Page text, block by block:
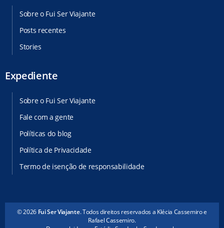
Sobre o Fui Ser Viajante
Posts recentes
Stories
Expediente
Sobre o Fui Ser Viajante
Fale com a gente
Políticas do blog
Política de Privacidade
Termo de isenção de responsabilidade
© 2026 Fui Ser Viajante. Todos direitos reservados a Klécia Cassemiro e
Rafael Cassemiro.